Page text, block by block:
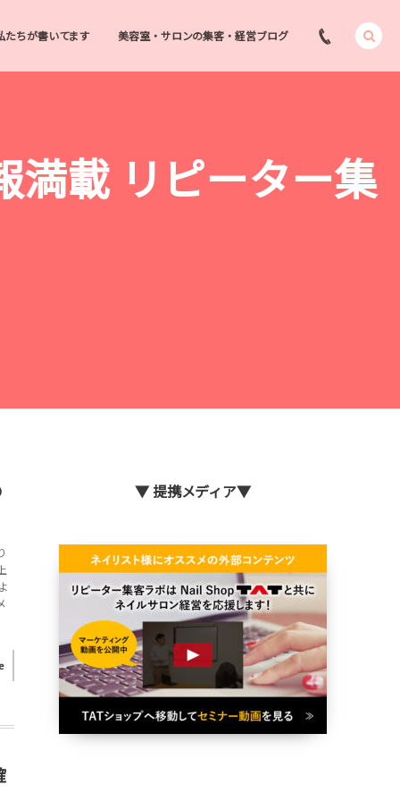
たちが書いてます 美容室・サロンの集客・経営ブログ
満載 リピーター集
▼ 提携メディア▼